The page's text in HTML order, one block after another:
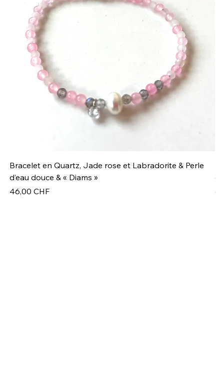
Bracelet en Quartz, Jade rose et Labradorite & Perle
d’eau douce & « Diams »
Prix
46,00 CHF